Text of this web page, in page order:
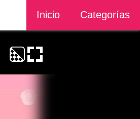
Inicio Categorías